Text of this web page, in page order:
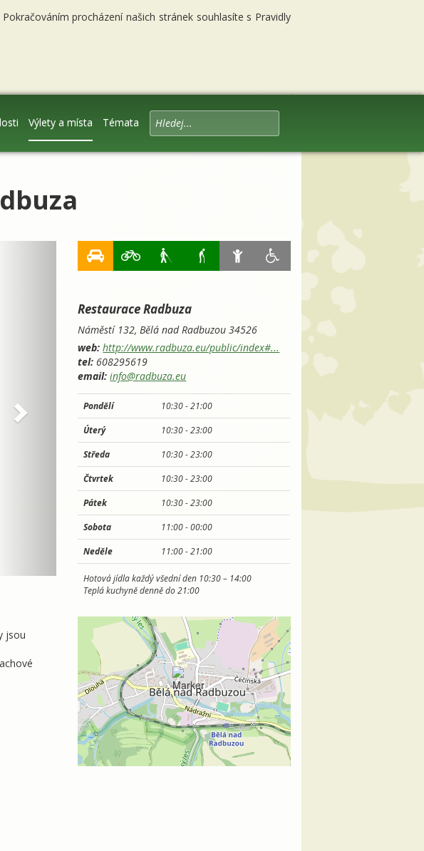
procházení našich stránek souhlasíte s Pravidly
Výlety a místa Témata
jsou
Restaurace Radbuza
Náměstí 132, Bělá nad Radbuzou34526
web: http://www.radbuza.eu/public/index#...
tel: 608295619
email: info@radbuza.eu
Pondělí 10:30 -21:00
Úterý
10:30 -23:00
Středa
10:30 -23:00
Čtvrtek
10:30 -23:00
Pátek
10:30 -23:00
Sobota
11:00 -00:00
Neděle
11:00 -21:00
Hotová jídla každý všední den 10:30 – 14:00
Teplá kuchyně denně do 21:00